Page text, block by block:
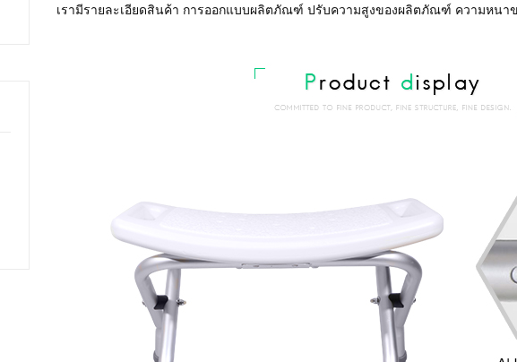
เรามีรายละเอียดสินค้า การออกแบบผลิตภัณฑ์ ปรับความสูงของผลิตภัณฑ์ ความห